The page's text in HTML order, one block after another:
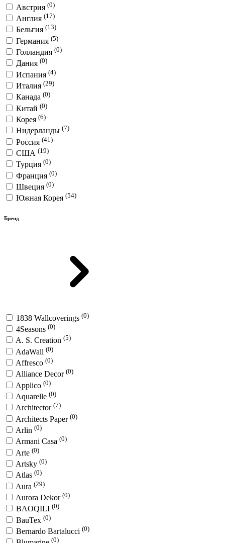
Австрия (0)
Англия (17)
Бельгия (13)
Германия (5)
Голландия (0)
Дания (0)
Испания (4)
Италия (29)
Канада (0)
Китай (0)
Корея (6)
Нидерланды (7)
Россия (41)
США (19)
Турция (0)
Франция (0)
Швеция (0)
Южная Корея (54)
Бренд
1838 Wallcoverings (0)
4Seasons (0)
A. S. Creation (5)
AdaWall (0)
Affresco (0)
Alliance Decor (0)
Applico (0)
Aquarelle (0)
Architector (7)
Architects Paper (0)
Arlin (0)
Armani Casa (0)
Arte (0)
Artsky (0)
Atlas (0)
Aura (29)
Aurora Dekor (0)
BAOQILI (0)
BauTex (0)
Bernardo Bartalucci (0)
(0)